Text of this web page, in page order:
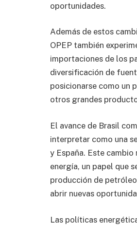
oportunidades.
Además de estos
OPEP también
importaciones de los
diversificación de
posicionarse como un
otros grandes
El avance de Brasil
interpretar como una
y España. Este
energía, un papel que
producción de
abrir nuevas
Las políticas